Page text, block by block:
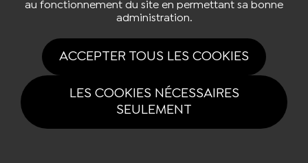
au fonctionnement du site en permettant sa bonne
administration.
ACCEPTER TOUS LES COOKIES
LES COOKIES NÉCESSAIRES
SEULEMENT